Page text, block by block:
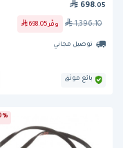
698.05
1,396.10 وفّر 698.05
توصيل مجاني
بائع موثق